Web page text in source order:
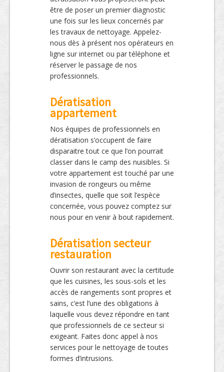
être de poser un premier diagnostic
une fois sur les lieux concernés par
les travaux de nettoyage. Appelez-
nous dès à présent nos opérateurs en
ligne sur internet ou par téléphone et
réserver le passage de nos
professionnels.
Dératisation
appartement
Nos équipes de professionnels en
dératisation s’occupent de faire
disparaitre tout ce que l’on pourrait
classer dans le camp des nuisibles. Si
votre appartement est touché par une
invasion de rongeurs ou même
d’insectes, quelle que soit l’espèce
concernée, vous pouvez comptez sur
nous pour en venir à bout rapidement.
Dératisation secteur
restauration
Ouvrir son restaurant avec la certitude
que les cuisines, les sous-sols et les
accès de rangements sont propres et
sains, c’est l’une des obligations à
laquelle vous devez répondre en tant
que professionnels de ce secteur si
exigeant. Faites donc appel à nos
services pour le nettoyage de toutes
formes d’intrusions.